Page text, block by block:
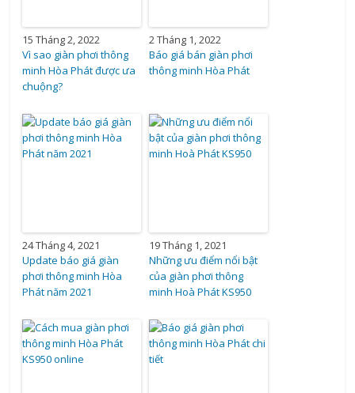
15 Tháng 2, 2022
Vì sao giàn phơi thông
minh Hòa Phát được ưa
chuộng?
2 Tháng 1, 2022
Báo giá bán giàn phơi
thông minh Hòa Phát
24 Tháng 4, 2021
Update báo giá giàn
phơi thông minh Hòa
Phát năm 2021
19 Tháng 1, 2021
Những ưu điểm nổi bật
của giàn phơi thông
minh Hoà Phát KS950